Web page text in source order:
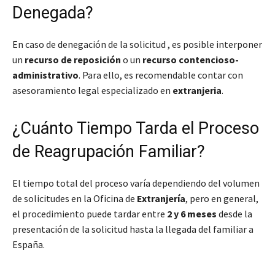
Denegada?
En caso de denegación de la solicitud , es posible interponer
un recurso de reposición o un recurso contencioso-
administrativo. Para ello, es recomendable contar con
asesoramiento legal especializado en extranjeria.
¿Cuánto Tiempo Tarda el Proceso
de Reagrupación Familiar?
El tiempo total del proceso varía dependiendo del volumen
de solicitudes en la Oficina de Extranjería, pero en general,
el procedimiento puede tardar entre 2 y 6 meses desde la
presentación de la solicitud hasta la llegada del familiar a
España.